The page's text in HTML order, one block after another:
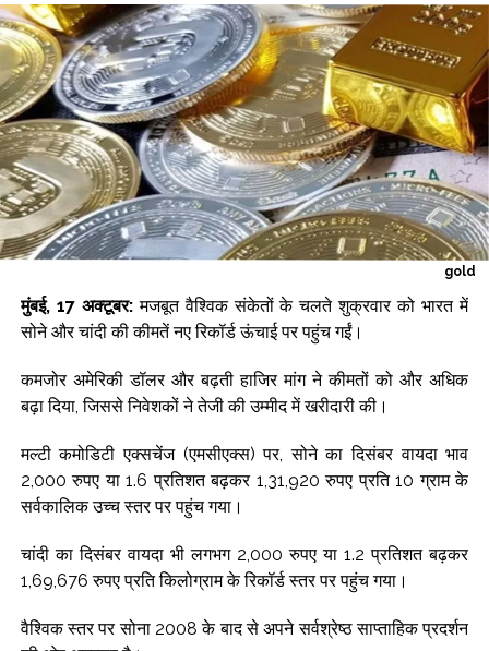
जांच में नहीं मिली कोई गड़बड़ी ...
राहुल गांधी को महिला आरक्षण विधेयक का समर्थन करने में कोई दिक्कत नहीं होनी
चाहिए : रिजिजू ...
चेस: आर प्रज्ञानानंद ने जीता सेंट लुइस रैपिड और ब्लिट्ज का खिताब ...
मुंबई में चोरी का संदिग्ध गिरफ्तार, 6 मामले सुलझाए गए ...
gold
मुंबई, 17 अक्टूबर:मजबूत वैश्विक संकेतों के चलते शुक्रवार को भारत में
सोने और चांदी की कीमतें नए रिकॉर्ड ऊंचाई पर पहुंच गईं।
कमजोर अमेरिकी डॉलर और बढ़ती हाजिर मांग ने कीमतों को और अधिक
बढ़ा दिया, जिससे निवेशकों ने तेजी की उम्मीद में खरीदारी की।
मल्टी कमोडिटी एक्सचेंज (एमसीएक्स) पर, सोने का दिसंबर वायदा भाव
2,000 रुपए या 1.6 प्रतिशत बढ़कर 1,31,920 रुपए प्रति 10 ग्राम के
सर्वकालिक उच्च स्तर पर पहुंच गया।
चांदी का दिसंबर वायदा भी लगभग 2,000 रुपए या 1.2 प्रतिशत बढ़कर
1,69,676 रुपए प्रति किलोग्राम के रिकॉर्ड स्तर पर पहुंच गया।
वैश्विक स्तर पर सोना 2008 के बाद से अपने सर्वश्रेष्ठ साप्ताहिक प्रदर्शन